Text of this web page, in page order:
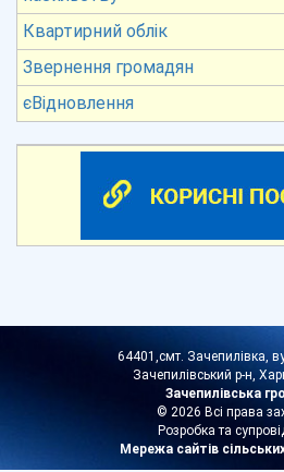
Квартирний облік
Звернення громадян
єВідновлення
64401,смт. Зачепилівка,
Зачепилівський р-н,
Зачепилівська
© 2026 Всі права
Розробка та
Мережа сайтів